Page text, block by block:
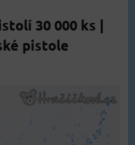
30 000 ks |
pistole